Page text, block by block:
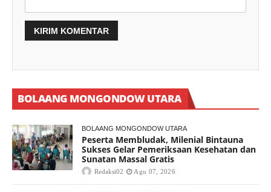
BOLAANG MONGONDOW UTARA
BOLAANG MONGONDOW UTARA
Peserta Membludak, Milenial Bintauna
Sukses Gelar Pemeriksaan Kesehatan dan
Sunatan Massal Gratis
Redaksi02 Agu 07, 2026